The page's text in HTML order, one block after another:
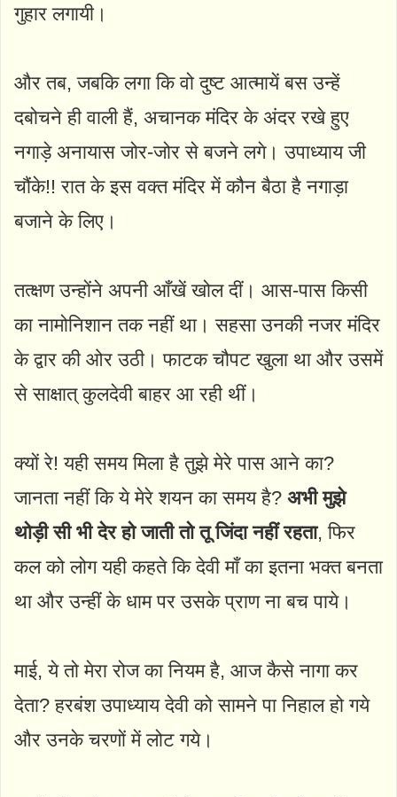
गुहार लगायी।
और तब, जबकि लगा कि वो दुष्ट आत्मायें बस उन्हें
दबोचने ही वाली हैं, अचानक मंदिर के अंदर रखे हुए
नगाड़े अनायास जोर-जोर से बजने लगे। उपाध्याय जी
चौंके!! रात के इस वक्त मंदिर में कौन बैठा है नगाड़ा
बजाने के लिए।
तत्क्षण उन्होंने अपनी आँखें खोल दीं। आस-पास किसी
का नामोनिशान तक नहीं था। सहसा उनकी नजर मंदिर
के द्वार की ओर उठी। फाटक चौपट खुला था और उसमें
से साक्षात् कुलदेवी बाहर आ रही थीं।
क्यों रे! यही समय मिला है तुझे मेरे पास आने का?
जानता नहीं कि ये मेरे शयन का समय है? अभी मुझे
थोड़ी सी भी देर हो जाती तो तू जिंदा नहीं रहता, फिर
कल को लोग यही कहते कि देवी माँ का इतना भक्त बनता
था और उन्हीं के धाम पर उसके प्राण ना बच पाये।
माई, ये तो मेरा रोज का नियम है, आज कैसे नागा कर
देता? हरबंश उपाध्याय देवी को सामने पा निहाल हो गये
और उनके चरणों में लोट गये।